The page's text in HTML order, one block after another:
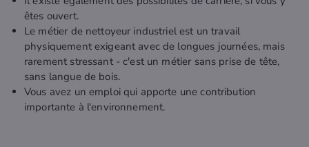
êtes ouvert.
Le métier de nettoyeur industriel est un travail
physiquement exigeant avec de longues journées, mais
rarement stressant - c'est un métier sans prise de tête,
sans langue de bois.
Vous avez un emploi qui apporte une contribution
importante à l'environnement.